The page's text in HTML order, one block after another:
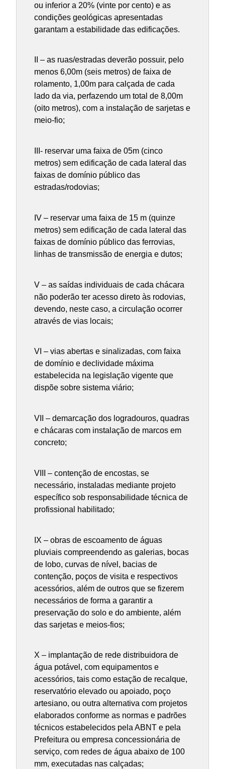
ou inferior a 20% (vinte por cento) e as
condições geológicas apresentadas
garantam a estabilidade das edificações.
II – as ruas/estradas deverão possuir, pelo
menos 6,00m (seis metros) de faixa de
rolamento, 1,00m para calçada de cada
lado da via, perfazendo um total de 8,00m
(oito metros), com a instalação de sarjetas e
meio-fio;
III- reservar uma faixa de 05m (cinco
metros) sem edificação de cada lateral das
faixas de domínio público das
estradas/rodovias;
IV – reservar uma faixa de 15 m (quinze
metros) sem edificação de cada lateral das
faixas de domínio público das ferrovias,
linhas de transmissão de energia e dutos;
V – as saídas individuais de cada chácara
não poderão ter acesso direto às rodovias,
devendo, neste caso, a circulação ocorrer
através de vias locais;
VI – vias abertas e sinalizadas, com faixa
de domínio e declividade máxima
estabelecida na legislação vigente que
dispõe sobre sistema viário;
VII – demarcação dos logradouros, quadras
e chácaras com instalação de marcos em
concreto;
VIII – contenção de encostas, se
necessário, instaladas mediante projeto
específico sob responsabilidade técnica de
profissional habilitado;
IX – obras de escoamento de águas
pluviais compreendendo as galerias, bocas
de lobo, curvas de nível, bacias de
contenção, poços de visita e respectivos
acessórios, além de outros que se fizerem
necessários de forma a garantir a
preservação do solo e do ambiente, além
das sarjetas e meios-fios;
X – implantação de rede distribuidora de
água potável, com equipamentos e
acessórios, tais como estação de recalque,
reservatório elevado ou apoiado, poço
artesiano, ou outra alternativa com projetos
elaborados conforme as normas e padrões
técnicos estabelecidos pela ABNT e pela
Prefeitura ou empresa concessionária de
serviço, com redes de água abaixo de 100
mm, executadas nas calçadas;